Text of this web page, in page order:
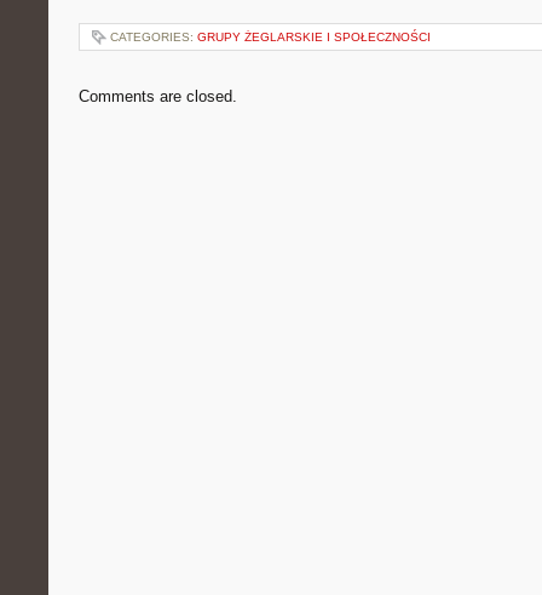
CATEGORIES: GRUPY ŻEGLARSKIE I SPOŁECZNOŚCI
Comments are closed.